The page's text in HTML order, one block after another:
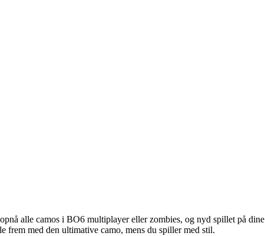
opnå alle camos i BO6 multiplayer eller zombies, og nyd spillet på
frem med den ultimative camo, mens du spiller med stil.